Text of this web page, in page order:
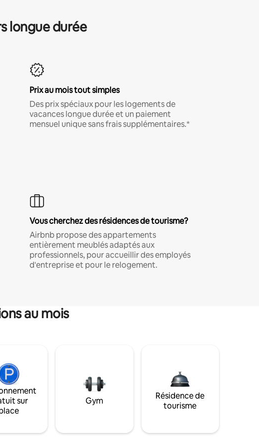
longue durée
Prix au mois tout simples
Des prix spéciaux pour les logements de
vacances longue durée et un paiement
mensuel unique sans frais supplémentaires.*
Vous cherchez des résidences de tourisme?
Airbnb propose des appartements
entièrement meublés adaptés aux
professionnels, pour accueillir des employés
d'entreprise et pour le relogement.
au mois
sur
Gym
Résidence de
tourisme